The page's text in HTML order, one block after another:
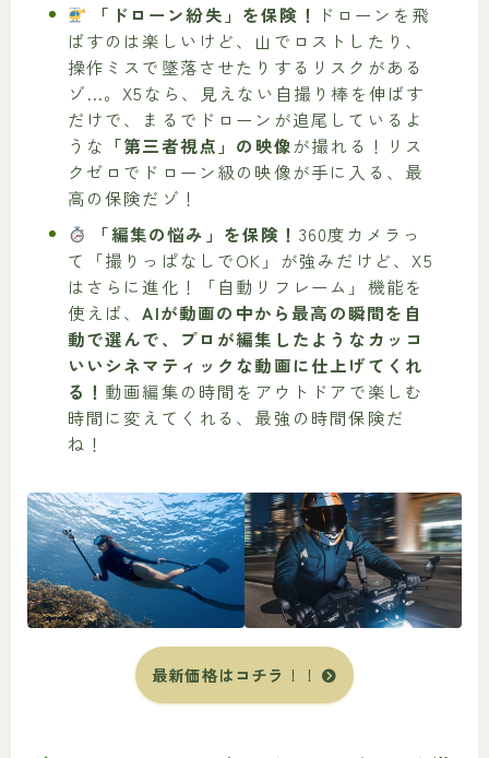
「ドローン紛失」を保険！
ドローンを飛
ばすのは楽しいけど、山でロストしたり、
操作ミスで墜落させたりするリスクがある
ゾ…。X5なら、見えない自撮り棒を伸ばす
だけで、まるでドローンが追尾しているよ
うな 「第三者視点」の映像が撮れる！リス
クゼロでドローン級の映像が手に入る、最
高の保険だゾ！
「編集の悩み」を保険！ 360度カメラっ
て「撮りっぱなしでOK」が強みだけど、X5
はさらに進化！「自動リフレーム」機能を
使えば、AIが動画の中から最高の瞬間を自
動で選んで、プロが編集したようなカッコ
いいシネマティックな動画に仕上げてくれ
る！ 動画編集の時間をアウトドアで楽しむ
時間に変えてくれる、最強の時間保険だ
ね！
最新価格はコチラ ！！